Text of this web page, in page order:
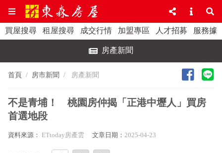
買屋搜尋 租屋搜尋 成交行情 加盟專區 人才招募 服務據
房產新聞
首頁 房市新聞 房產新聞
不是青埔！ 桃園房仲揭「正港中壢人」買房
首選地段
資料來源： ETtoday房產雲 文章日期： 2025-04-23